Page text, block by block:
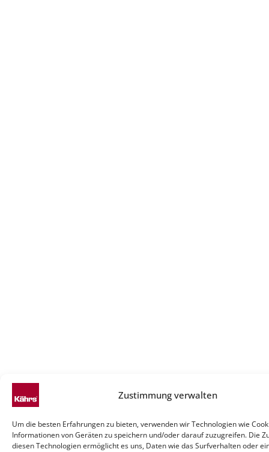
Zustimmung verwalten
Um die besten Erfahrungen zu bieten, verwenden wir Technologien wie
Informationen von Geräten zu speichern und/oder darauf zuzugreifen. Die
diesen Technologien ermöglicht es uns, Daten wie das Surfverhalten oder